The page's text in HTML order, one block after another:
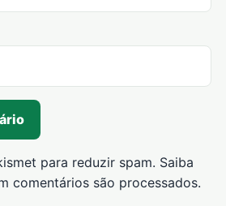
para reduzir spam. Saiba
comentários são processados.